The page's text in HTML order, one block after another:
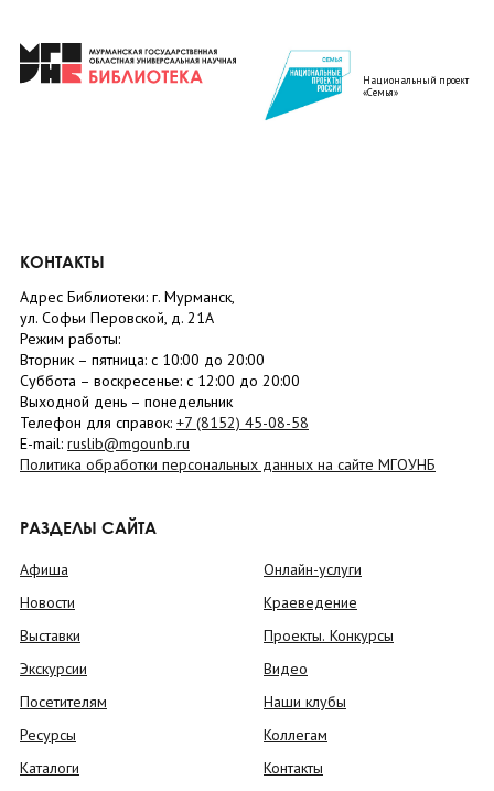
Национальный проект
«Семья»
КОНТАКТЫ
Адрес Библиотеки: г. Мурманск,
ул. Софьи Перовской, д. 21А
Режим работы:
Вторник – пятница: с 10:00 до 20:00
Суббота – воскресенье: c 12:00 до 20:00
Выходной день – понедельник
Телефон для справок: +7 (8152) 45-08-58
E-mail: ruslib@mgounb.ru
Политика обработки персональных данных на сайте МГОУНБ
РАЗДЕЛЫ САЙТА
Афиша
Новости
Выставки
Экскурсии
Посетителям
Ресурсы
Каталоги
Онлайн-услуги
Краеведение
Проекты. Конкурсы
Видео
Наши клубы
Коллегам
Контакты